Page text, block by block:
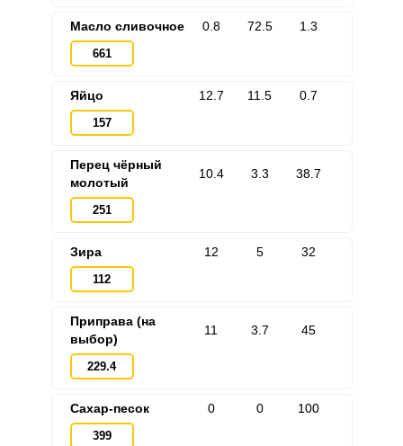
Масло сливочное
661
0.8 72.5 1.3
Яйцо
157
12.7 11.5 0.7
Перец чёрный
молотый
251
10.4 3.3 38.7
Зира
112
12 5 32
Приправа (на
выбор)
229.4
11 3.7 45
Сахар-песок
399
0 0 100